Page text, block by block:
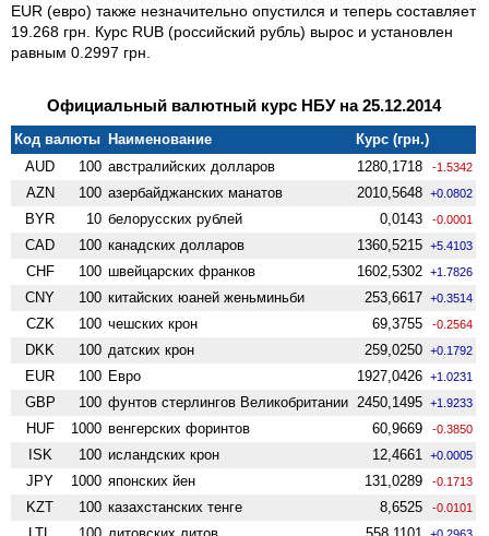
EUR (евро) также незначительно опустился и теперь составляет
19.268 грн. Курс RUB (российский рубль) вырос и установлен
равным 0.2997 грн.
Официальный валютный курс НБУ на 25.12.2014
Код валюты Наименование
Курс (грн.)
AUD
100 австралийских долларов 1280,1718 -1.5342
AZN 100 азербайджанских манатов 2010,5648 +0.0802
BYR 10 белорусских рублей 0,0143 -0.0001
CAD 100 канадских долларов 1360,5215 +5.4103
CHF 100 швейцарских франков 1602,5302 +1.7826
CNY 100 китайских юаней женьминьби 253,6617 +0.3514
CZK 100 чешских крон 69,3755 -0.2564
DKK 100 датских крон 259,0250 +0.1792
EUR 100 Евро 1927,0426 +1.0231
GBP 100 фунтов стерлингов Велико­британии 2450,1495 +1.9233
HUF 1000 венгерских форинтов 60,9669 -0.3850
ISK 100 исландских крон 12,4661 +0.0005
JPY 1000 японских йен 131,0289 -0.1713
KZT 100 казахстанских тенге 8,6525 -0.0101
+0.2963